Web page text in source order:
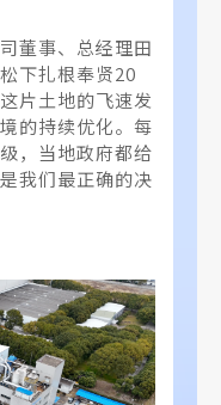
董事、总经理田
下扎根奉贤20
片土地的飞速发
的持续优化。每
，当地政府都给
我们最正确的决